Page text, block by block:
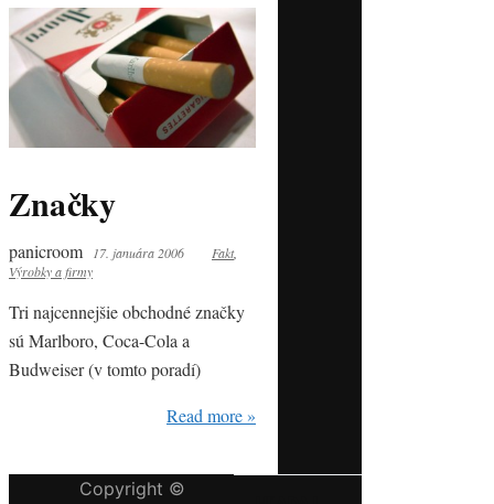
Značky
panicroom 17. januára 2006 Fakt,
Výrobky a firmy
Tri najcennejšie obchodné značky
sú Marlboro, Coca-Cola a
Budweiser (v tomto poradí)
Read more »
Copyright ©